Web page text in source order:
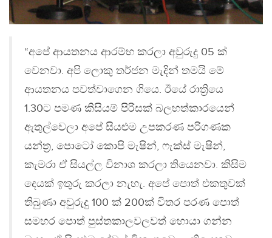
“අපේ ආයතනය ආරම්භ කරලා අවුරුදු 05 ක්
වෙනවා. අපි ලොකු තර්ජන මැදින් තමයි මේ
ආයතනය පවත්වාගෙන ගියෙ. ඊයේ රාත්‍රියෙ
1.30ට පමණ කිසියම් පිරිසක් බලහත්කාරයෙන්
ඇතුල්වෙලා අපේ සියළුම උපකරණ පරිගණක
යන්ත්‍ර, පොටෝ කොපි මැෂින්, ෆැක්ස් මැෂින්,
කැමරා ඒ සියල්ල විනාශ කරලා තියෙනවා. කිසිම
දෙයක් ඉතුරු කරලා නැහැ. අපේ පොත් එකතුවක්
තිබුණා අවුරුදු 100 ක් 200ක් විතර පරණ පොත්
සමහර පොත් පුස්තකාලවලවත් හොයා ගන්න